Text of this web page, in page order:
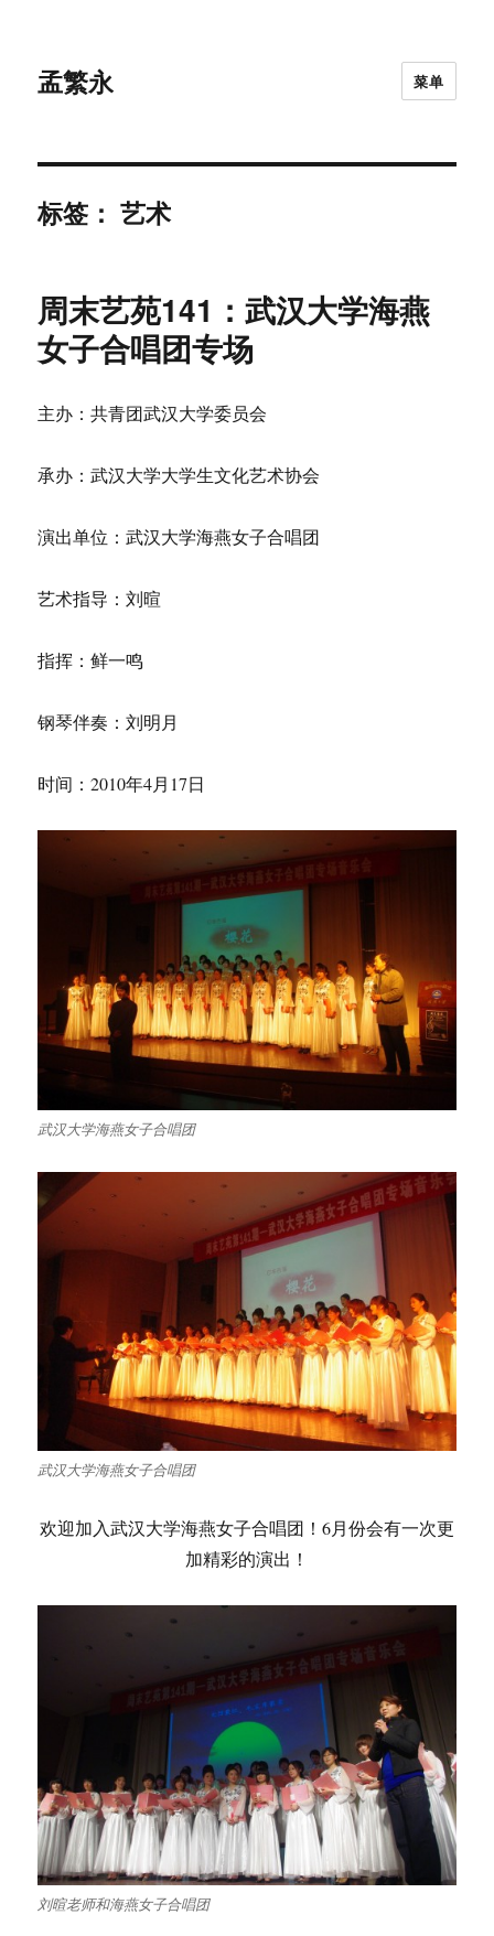
孟繁永 菜单
标签：艺术
周末艺苑141：武汉大学海燕
女子合唱团专场
主办：共青团武汉大学委员会
承办：武汉大学大学生文化艺术协会
演出单位：武汉大学海燕女子合唱团
艺术指导：刘暄
指挥：鲜一鸣
钢琴伴奏：刘明月
时间：2010年4月17日
武汉大学海燕女子合唱团
武汉大学海燕女子合唱团
欢迎加入武汉大学海燕女子合唱团！6月份会有一次更
加精彩的演出！
刘暄老师和海燕女子合唱团